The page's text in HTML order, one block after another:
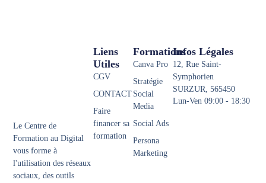
Le Centre de
Formation au Digital
vous forme à
l'utilisation des réseaux
sociaux, des outils
Formations
Canva Pro
Stratégie
Social
Media
Social Ads
Persona
Marketing
Liens
Utiles
CGV
CONTACT
Faire
financer sa
formation
Infos Légales
12, Rue Saint-
Symphorien
SURZUR, 565450
Lun-Ven 09:00 - 18:30